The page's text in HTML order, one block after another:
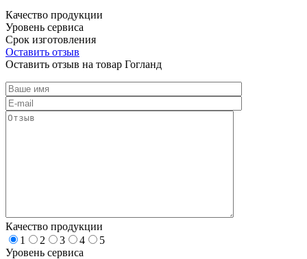
Качество продукции
Уровень сервиса
Срок изготовления
Оставить отзыв
Оставить отзыв на товар Гогланд
Качество продукции
1
2 3 4
5
Уровень сервиса